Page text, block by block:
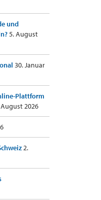
und
5. August
30. Januar
Plattform
2026
2.